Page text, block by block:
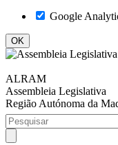
Google
ALRAM
Assembleia Legislativa
Região Autónoma da